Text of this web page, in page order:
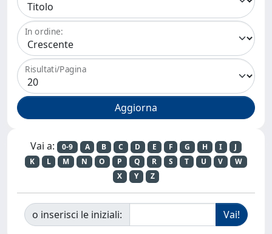
In ordine:
Risultati/Pagina
Vai a: 0-9 A B C D E F G H I
J
K
L M N O P Q R S T U V
W
X
Y Z
o inserisci le iniziali: